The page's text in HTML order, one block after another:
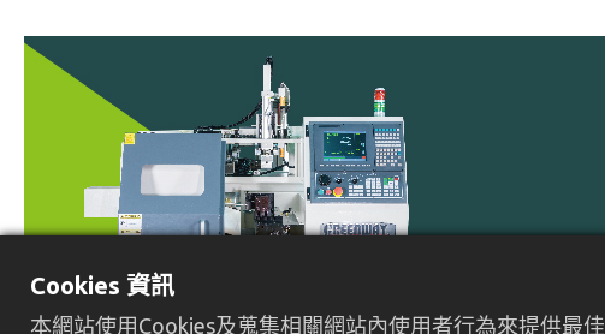
Cookies 資訊
本網站使用Cookies及蒐集相關網站內使用者行為來提供最